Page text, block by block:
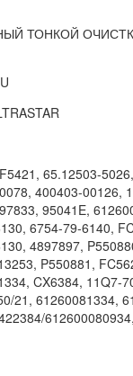
ТОНКОЙ ОЧИСТКИ
65.12503-
400403-00126,
95041E,
6754-79-6140,
4897897,
P550881,
CX6384, 11Q7-
21, 61260081334,